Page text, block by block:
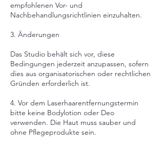
empfohlenen Vor- und
Nachbehandlungsrichtlinien einzuhalten.
3. Änderungen
Das Studio behält sich vor, diese
Bedingungen jederzeit anzupassen, sofern
dies aus organisatorischen oder rechtlichen
Gründen erforderlich ist.
4. Vor dem Laserhaarentfernungstermin
bitte keine Bodylotion oder Deo
verwenden. Die Haut muss sauber und
ohne Pflegeprodukte sein.